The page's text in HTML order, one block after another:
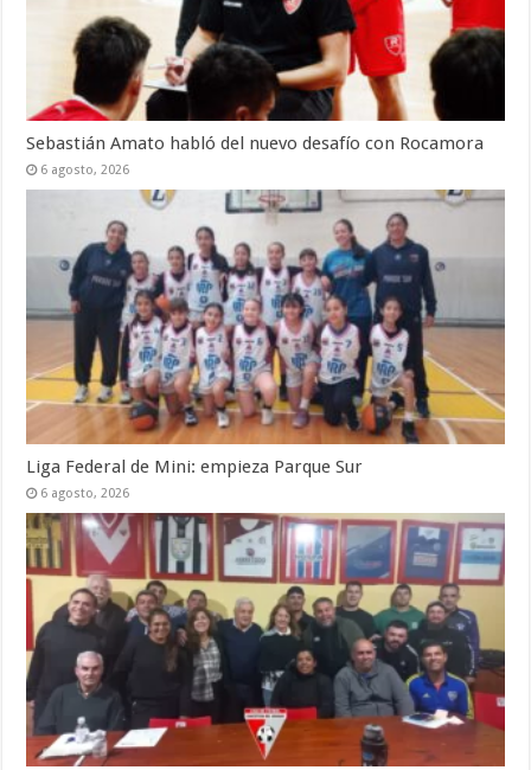
Sebastián Amato habló del nuevo desafío con Rocamora
6 agosto, 2026
Liga Federal de Mini: empieza Parque Sur
6 agosto, 2026